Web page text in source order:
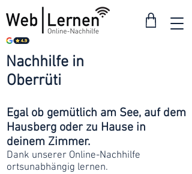
Oberrüti
Nachhilfe in
Egal ob gemütlich am See, auf dem
Hausberg oder zu Hause in
deinem Zimmer.
Dank unserer Online-Nachhilfe
ortsunabhängig lernen.